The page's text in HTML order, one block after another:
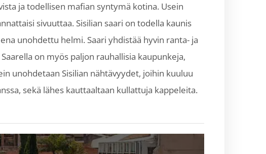
ja todellisen mafian syntymä kotina. Usein
sivuuttaa. Sisilian saari on todella kaunis
unohdettu helmi. Saari yhdistää hyvin ranta- ja
on myös paljon rauhallisia kaupunkeja,
unohdetaan Sisilian nähtävyydet, joihin kuuluu
sekä lähes kauttaaltaan kullattuja kappeleita.